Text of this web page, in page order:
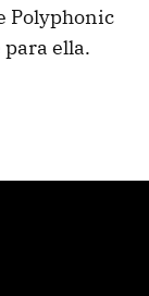
Polyphonic
ella.